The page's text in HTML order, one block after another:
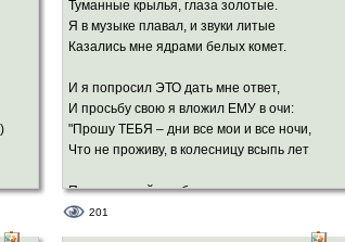
Или погубит её нетерпение?
Или судьба её в линиях смазанных?
А из-за двери закрытой – ни шороха.
Только блеснёт вдруг твоё восклицание,
Да прозвенит, как капель колыбельная
В спальне, приглушенных свечек
мерцание...
Туманные крылья, глаза золотые.
Я в музыке плавал, и звуки литые
Казались мне ядрами белых комет.
И я попросил ЭТО дать мне ответ,
И просьбу свою я вложил ЕМУ в очи:
"Прошу ТЕБЯ – дни все мои и все ночи,
Что не проживу, в колесницу всыпь лет
Подруги моей, чтобы не умирала
До Судного дня, когда в мантии алой
ТЫ выйдешь судить нас, сгоревших, сюда".
201